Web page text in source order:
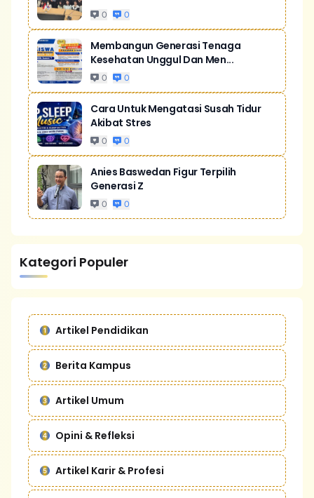
0 0
Membangun Generasi Tenaga
Kesehatan Unggul Dan Men...
0 0
Cara Untuk Mengatasi Susah Tidur
Akibat Stres
0 0
Anies Baswedan Figur Terpilih
Generasi Z
0 0
Kategori Populer
Artikel Pendidikan
Berita Kampus
Artikel Umum
Opini & Refleksi
Artikel Karir & Profesi